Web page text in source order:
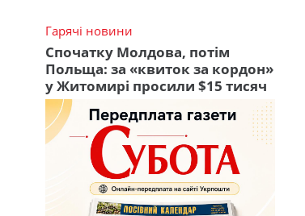
Гарячі новини
Спочатку Молдова, потім
Польща: за «квиток за кордон»
у Житомирі просили $15 тисяч